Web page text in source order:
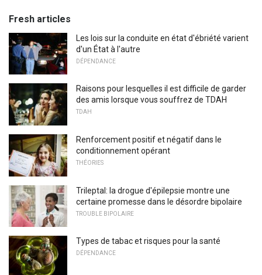
Fresh articles
Les lois sur la conduite en état d'ébriété varient
d'un État à l'autre
DÉPENDANCE
Raisons pour lesquelles il est difficile de garder
des amis lorsque vous souffrez de TDAH
TDAH
Renforcement positif et négatif dans le
conditionnement opérant
THÉORIES
Trileptal: la drogue d'épilepsie montre une
certaine promesse dans le désordre bipolaire
TROUBLE BIPOLAIRE
Types de tabac et risques pour la santé
DÉPENDANCE